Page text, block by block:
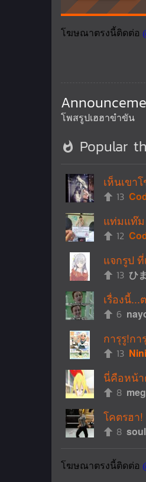
โพสรูปเฮฮาขำขัน
Popular
เห็นเขา
13
แท่มแท๊
12
แจกรูป
13 ひ
เรื่องนี้
6
การุรู!กา
13
นี่คือหน้า
8
โคตรฮา
8